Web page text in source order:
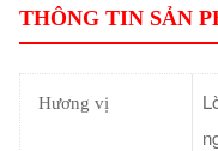
THÔNG TIN SẢN
Hương vị